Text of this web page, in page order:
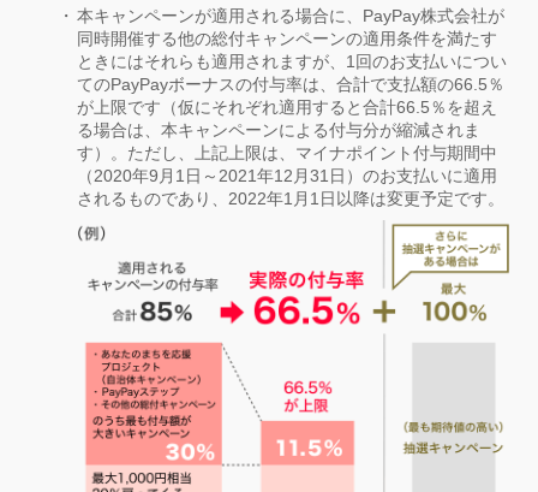
本キャンペーンが適用される場合に、PayPay株式会社が
同時開催する他の総付キャンペーンの適用条件を満たす
ときにはそれらも適用されますが、1回のお支払いについ
てのPayPayボーナスの付与率は、合計で支払額の66.5％
が上限です（仮にそれぞれ適用すると合計66.5％を超え
る場合は、本キャンペーンによる付与分が縮減されま
す）。ただし、上記上限は、マイナポイント付与期間中
（2020年9月1日～2021年12月31日）のお支払いに適用
されるものであり、2022年1月1日以降は変更予定です。